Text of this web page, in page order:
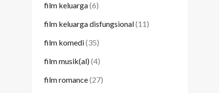
film keluarga(6)
film keluarga disfungsional(11)
film komedi(35)
film musik(al)(4)
film romance(27)